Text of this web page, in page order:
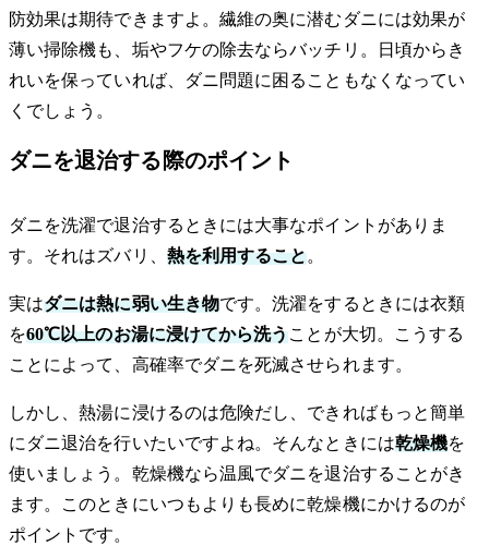
防効果は期待できますよ。繊維の奥に潜むダニには効果が
薄い掃除機も、垢やフケの除去ならバッチリ。日頃からき
れいを保っていれば、ダニ問題に困ることもなくなってい
くでしょう。
ダニを退治する際のポイント
ダニを洗濯で退治するときには大事なポイントがありま
す。それはズバリ、 熱を利用すること。
実はダニは熱に弱い生き物です。洗濯をするときには衣類
を60℃以上のお湯に浸けてから洗うことが大切。こうする
ことによって、高確率でダニを死滅させられます。
しかし、熱湯に浸けるのは危険だし、できればもっと簡単
にダニ退治を行いたいですよね。そんなときには乾燥機を
使いましょう。乾燥機なら温風でダニを退治することがき
ます。このときにいつもよりも長めに乾燥機にかけるのが
ポイントです。